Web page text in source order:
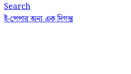
Search
ই-পেপারঅন্য এক দিগন্ত